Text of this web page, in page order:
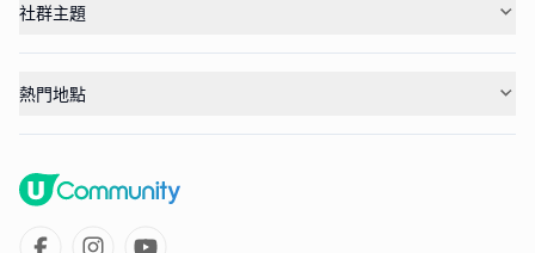
社群主題
熱門地點